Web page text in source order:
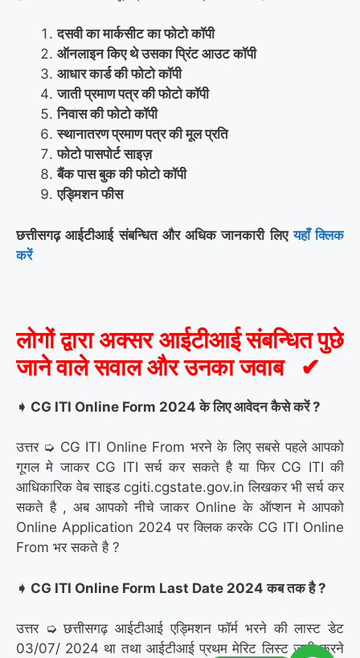
दसवी का मार्कसीट का फोटो कॉपी
ऑनलाइन किए थे उसका प्रिंट आउट कॉपी
आधार कार्ड की फोटो कॉपी
जाती प्रमाण पत्र की फोटो कॉपी
निवास की फोटो कॉपी
स्थानातरण प्रमाण पत्र की मूल प्रति
फोटो पासपोर्ट साइज़
बैंक पास बुक की फोटो कॉपी
एड्मिशन फीस
छत्तीसगढ़ आईटीआई संबन्धित और अधिक जानकारी लिए यहाँ क्लिक
करें
लोगों द्वारा अक्सर आईटीआई संबन्धित पुछे
जाने वाले सवाल और उनका जवाब
✔
➧ CG ITI Online Form 2024के लिए आवेदन कैसे करें?
उत्तर ➭ CG ITI Online From भरने के लिए सबसे पहले आपको
गूगल मे जाकर CG ITI सर्च कर सकते है या फिर CG ITI की
आधिकारिक वेब साइड cgiti.cgstate.gov.in लिखकर भी सर्च कर
सकते है , अब आपको नीचे जाकर Online के ऑप्शन मे आपको
Online Application 2024 पर क्लिक करके CG ITI Online
From भर सकते है ?
➧ CG ITI Online Form Last Date 2024कब तक है?
उत्तर ➭ छत्तीसगढ़ आईटीआई एड्मिशन फॉर्म भरने की लास्ट डेट
03/07/ 2024 था तथा आईटीआई प्रथम मेरिट लिस्ट जारी करने